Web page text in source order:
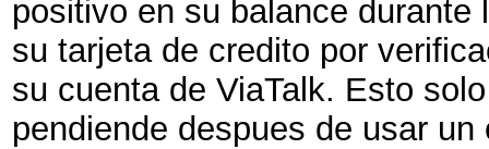
positivo en su balance durante
su tarjeta de credito por
su cuenta de ViaTalk. Esto
pendiende despues de usar un